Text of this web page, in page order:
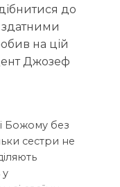
до
здатними
на цій
Джозеф
Божому без
сестри не
у